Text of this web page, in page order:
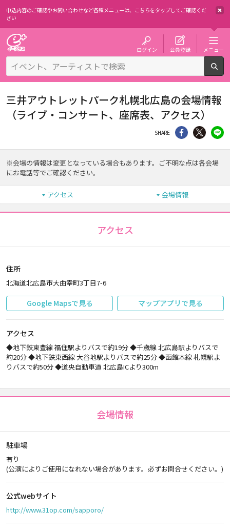
申込内容のご確認やお問い合わせなど各種メニューは、 こちらをタップしてご確認くだ
さい
ログイン 会員登録 メニュー
三井アウトレットパーク札幌北広島の会場情報
（ライブ・コンサート、座席表、アクセス）
SHARE シェア Twitter
※会場の情報は変更となっている場合もあります。ご不明な点は各会場
にお電話等でご確認ください。
アクセス 会場情報
アクセス
住所
北海道北広島市大曲幸町3丁目7-6
Google Mapsで見る マップアプリで見る
アクセス
◆地下鉄東豊線 福住駅よりバスで約19分 ◆千歳線 北広島駅よりバスで
約20分 ◆地下鉄東西線 大谷地駅よりバスで約25分 ◆函館本線 札幌駅よ
りバスで約50分 ◆道央自動車道 北広島ICより300m
会場情報
駐車場
有り
(公演によりご使用になれない場合があります。必ずお問合せください。)
公式webサイト
http://www.31op.com/sapporo/